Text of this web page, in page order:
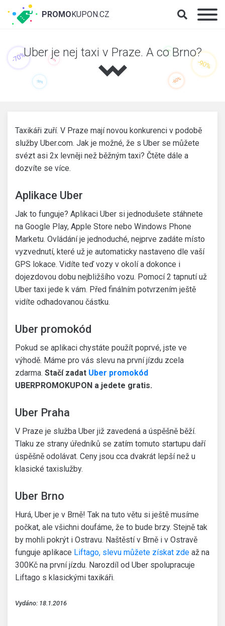
Uber je nej taxi v Praze. A co Brno?
Taxikáři zuří. V Praze mají novou konkurenci v podobě
služby Uber.com. Jak je možné, že s Uber se můžete
svézt asi 2x levněji než běžným taxi? Čtěte dále a
dozvíte se více.
Aplikace Uber
Jak to funguje? Aplikaci Uber si jednodušete stáhnete
na Google Play, Apple Store nebo Windows Phone
Marketu. Ovládání je jednoduché, nejprve zadáte místo
vyzvednutí, které už je automaticky nastaveno dle vaší
GPS lokace. Vidíte teď vozy v okolí a dokonce i
dojezdovou dobu nejbližšího vozu. Pomocí 2 tapnutí už
Uber taxi jede k vám. Před finálním potvrzením ještě
vidíte odhadovanou částku.
Uber promokód
Pokud se aplikaci chystáte použít poprvé, jste ve
výhodě. Máme pro vás slevu na první jízdu zcela
zdarma. Stačí zadat Uber promokód
UBERPROMOKUPON a jedete gratis.
Uber Praha
V Praze je služba Uber již zavedená a úspěšně běží.
Tlaku ze strany úředníků se zatím tomuto startupu daří
úspěšně odolávat. Ceny jsou cca dvakrát lepší než u
klasické taxislužby.
Uber Brno
Hurá, Uber je v Brně! Tak na tuto větu si ještě musíme
počkat, ale všichni doufáme, že to bude brzy. Stejně tak
by mohli pokrýt i Ostravu. Naštěstí v Brně i v Ostravě
funguje aplikace Liftago, slevu můžete získat zde až na
300Kč na první jízdu. Narozdíl od Uber spolupracuje
Liftago s klasickými taxikáři.
Vydáno: 18.1.2016
PROMOKUPON.CZ